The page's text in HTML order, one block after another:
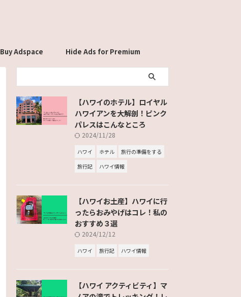
Buy Adspace Hide Ads for Premium
【ハワイのホテル】ロイヤル
ハワイアンを大解剖！ピンク
パレスはこんなところ
2024/11/28
ハワイ ホテル
旅行の準備をする
旅行記
ハワイ情報
【ハワイお土産】ハワイに行
ったらおみやげはコレ！私の
おすすめ３選
2024/12/12
ハワイ 旅行記 ハワイ情報
【ハワイ アクティビティ】マ